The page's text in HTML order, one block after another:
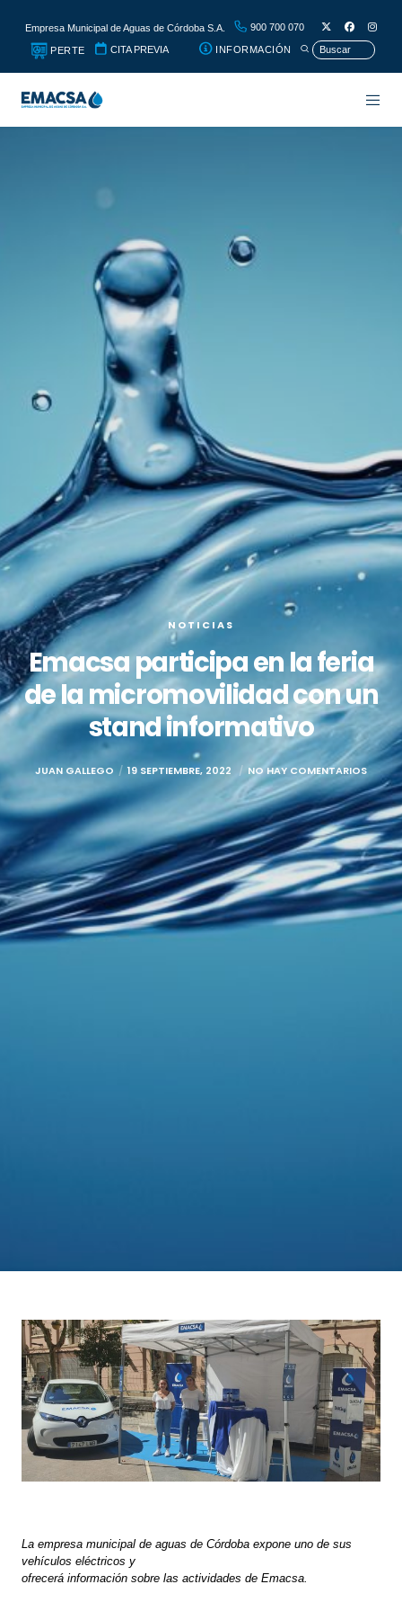
Empresa Municipal de Aguas de Córdoba S.A. 900 700 070
PERTE CITA PREVIA INFORMACIÓN
NOTICIAS
Emacsa participa en la feria
de la micromovilidad con un
stand informativo
JUAN GALLEGO 19 SEPTIEMBRE, 2022 NO HAY COMENTARIOS
La empresa municipal de aguas de Córdoba expone uno de sus
vehículos eléctricos y
ofrecerá información sobre las actividades de Emacsa.